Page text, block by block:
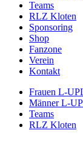
Teams
RLZ Kloten
Sponsoring
Shop
Fanzone
Verein
Kontakt
Frauen L-
Männer L-
Teams
RLZ Kloten